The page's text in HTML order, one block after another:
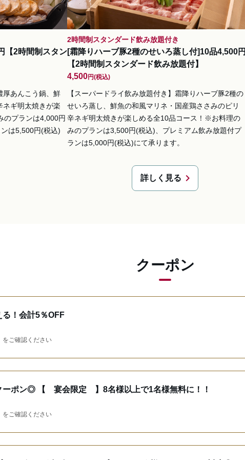
【2時間制スタン
厚あんこう鍋、鮮
ネギ明太焼きが楽
のプランは4,000円
は5,500円(税込)
2時間制スタンダード飲み放題付き
[霜降りハーブ豚2種のせいろ蒸し付]10品4,500円
【2時間制スタンダード飲み放題付】
4,500円(税込)
【スーパードライ飲み放題付き】霜降りハーブ豚2種の
せいろ蒸し、鮮魚の和風マリネ・国産鶏ささみのピリ
辛ネギ明太焼きが楽しめる全10品コース！※お料理の
みのプランは3,500円(税込)、プレミアム飲み放題付プ
ランは5,000円(税込)にて承ります。
詳しく見る chevron_right
クーポン
る！会計5％OFF
ご確認ください
ーポン◎ 【 宴会限定 】8名様以上で1名様無料に！！
ご確認ください